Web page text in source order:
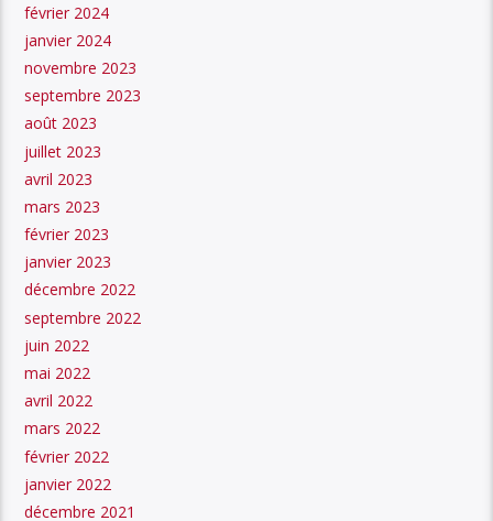
février 2024
janvier 2024
novembre 2023
septembre 2023
août 2023
juillet 2023
avril 2023
mars 2023
février 2023
janvier 2023
décembre 2022
septembre 2022
juin 2022
mai 2022
avril 2022
mars 2022
février 2022
janvier 2022
décembre 2021